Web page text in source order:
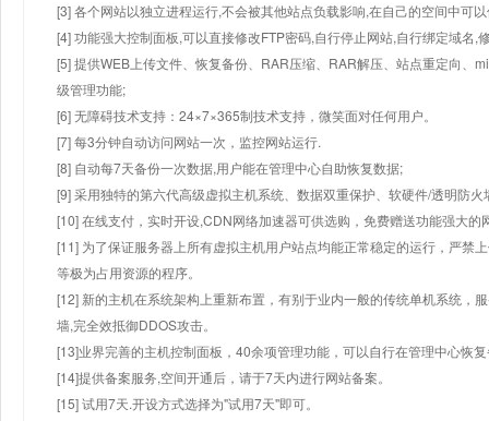
[3] 各个网站以独立进程运行,不会被其他站点负载影响,在自己的空间中可
[4] 功能强大控制面板,可以直接修改FTP密码,自行停止网站,自行绑定域名,
[5] 提供WEB上传文件、恢复备份、RAR压缩、RAR解压、站点重定向、
级管理功能;
[6] 无障碍技术支持：24×7×365制技术支持，微笑面对任何用户。
[7] 每3分钟自动访问网站一次，监控网站运行.
[8] 自动每7天备份一次数据,用户能在管理中心自助恢复数据;
[9] 采用独特的第六代高级虚拟主机系统、数据双重保护、软硬件/透明防火
[10] 在线支付，实时开设,CDN网络加速器可供选购，免费赠送功能强大
[11] 为了保证服务器上所有虚拟主机用户站点均能正常稳定的运行，严禁
等极为占用资源的程序。
[12] 新的主机在系统架构上重新布置，有别于业内一般的传统单机系统，
墙,完全效抵御DDOS攻击。
[13]业界完善的主机控制面板，40余项管理功能，可以自行在管理中心恢
[14]提供备案服务,空间开通后，请于7天内进行网站备案。
[15] 试用7天.开设方式选择为"试用7天"即可。